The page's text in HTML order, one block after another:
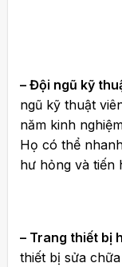
– Đội ngũ kỹ
ngũ kỹ thuật
năm kinh
Họ có thể
hư hỏng và tiến
– Trang thiết bị
thiết bị sửa